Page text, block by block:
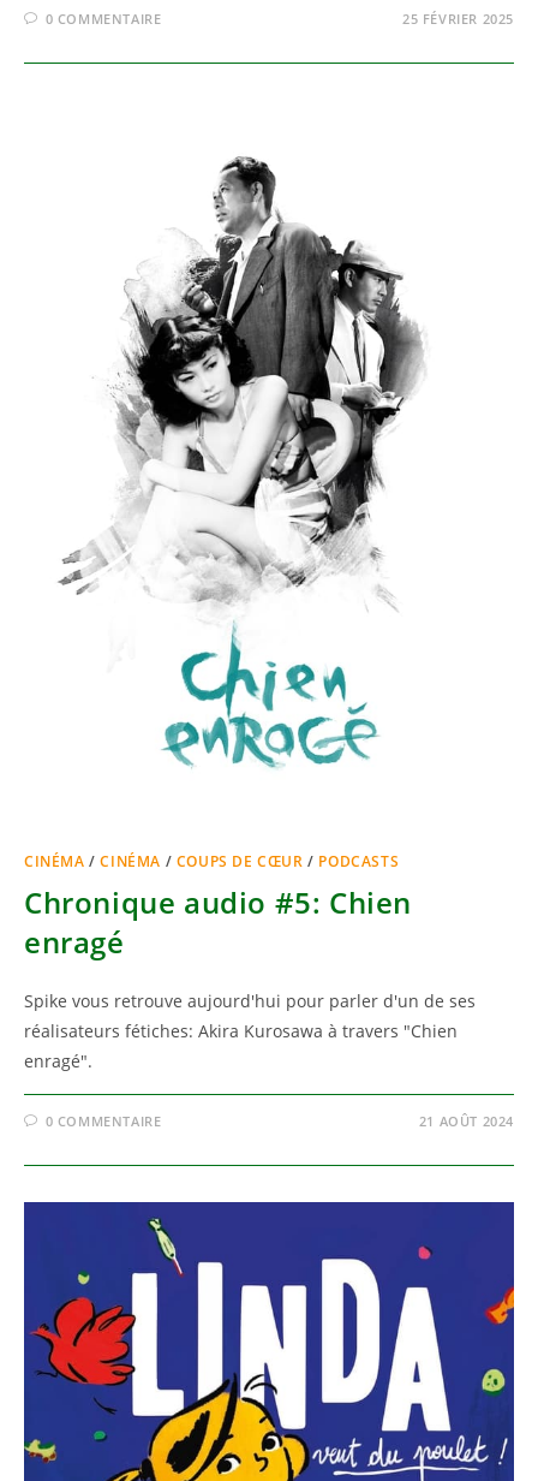
0 COMMENTAIRE 25 FÉVRIER 2025
CINÉMA /CINÉMA / COUPS DE CŒUR / PODCASTS
Chronique audio #5: Chien
enragé
Spike vous retrouve aujourd'hui pour parler d'un de ses
réalisateurs fétiches: Akira Kurosawa à travers "Chien
enragé".
0 COMMENTAIRE 21 AOÛT 2024